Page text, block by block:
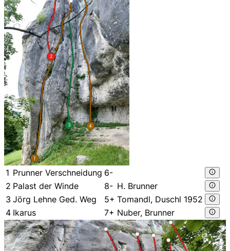
1
2
3 4
1 Prunner Verschneidung 6-
2 Palast der Winde 8- H. Brunner
3 Jörg Lehne Ged. Weg 5+ Tomandl, Duschl 1952
4 Ikarus 7+ Nuber, Brunner